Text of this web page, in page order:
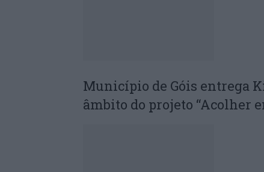
Município de Góis entrega
âmbito do projeto “Acolher